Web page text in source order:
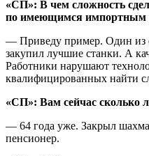
«СП»: В чем сложность
по имеющимся импортным
— Приведу пример. Один из
закупил лучшие станки. А
Работники нарушают
квалифицированных найти
«СП»: Вам сейчас сколько
— 64 года уже. Закрыл
пенсионер.